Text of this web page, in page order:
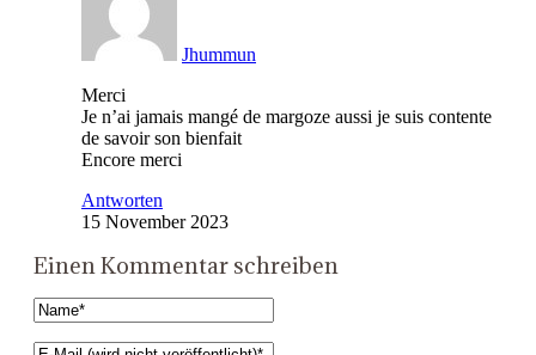
Jhummun
Merci
Je n’ai jamais mangé de margoze aussi je suis contente
de savoir son bienfait
Encore merci
Antworten
15 November 2023
Einen Kommentar schreiben